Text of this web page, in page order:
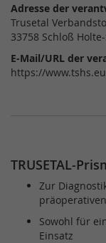
Adresse der
Trusetal
33758 Schloß
E-Mail/URL der
https://
TRUSETAL-
Zur
Sowohl für
Einsatz